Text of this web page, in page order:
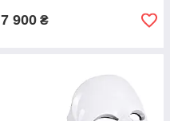
7 900 ₴